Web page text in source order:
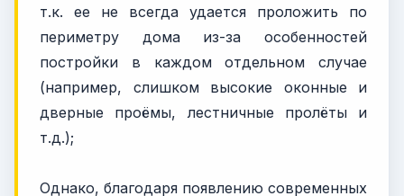
т.к. ее не всегда удается проложить по
периметру дома из-за особенностей
постройки в каждом отдельном случае
(например, слишком высокие оконные и
дверные проёмы, лестничные пролёты и
т.д.);
Однако, благодаря появлению современных